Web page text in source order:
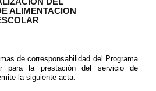
ALIMENTACION
de corresponsabilidad del Programa
para la prestación del servicio de
la siguiente acta: